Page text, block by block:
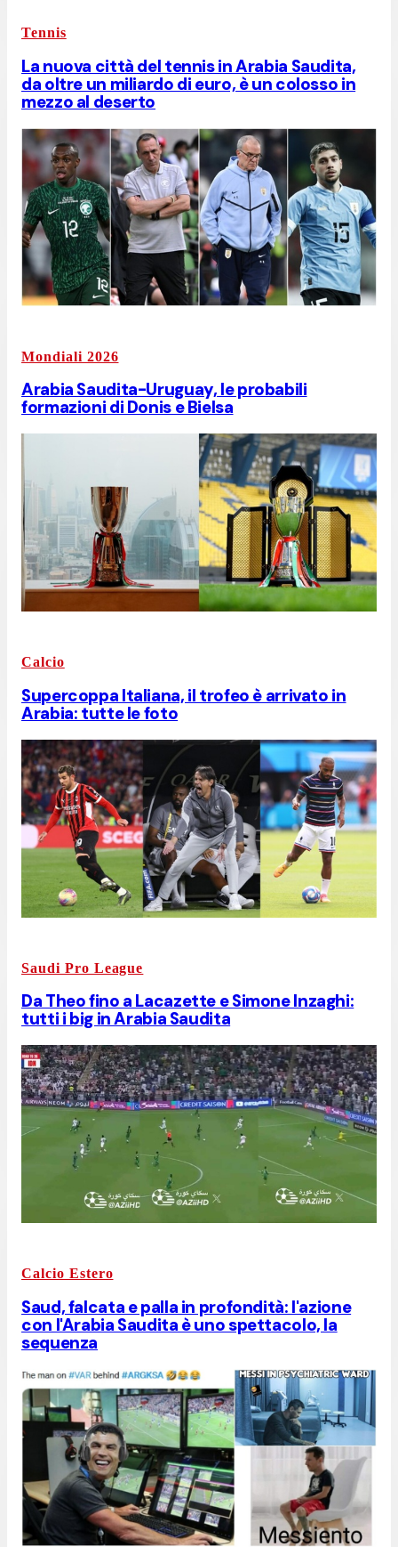
Tennis
La nuova città del tennis in Arabia Saudita,
da oltre un miliardo di euro, è un colosso in
mezzo al deserto
Mondiali 2026
Arabia Saudita-Uruguay, le probabili
formazioni di Donis e Bielsa
Calcio
Supercoppa Italiana, il trofeo è arrivato in
Arabia: tutte le foto
Saudi Pro League
Da Theo fino a Lacazette e Simone Inzaghi:
tutti i big in Arabia Saudita
Calcio Estero
Saud, falcata e palla in profondità: l'azione
con l'Arabia Saudita è uno spettacolo, la
sequenza